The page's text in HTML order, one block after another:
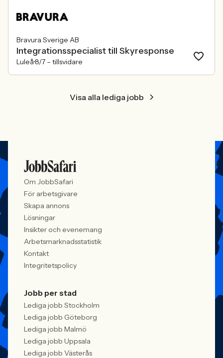
Bravura Sverige AB
Integrationsspecialist till Skyresponse
Luleå8/7 – tillsvidare
Visa alla lediga jobb
Om JobbSafari
För arbetsgivare
Skapa annons
Lösningar
Insikter och evenemang
Arbetsmarknadsstatistik
Kontakt
Integritetspolicy
Jobb per stad
Lediga jobb Stockholm
Lediga jobb Göteborg
Lediga jobb Malmö
Lediga jobb Uppsala
Lediga jobb Västerås